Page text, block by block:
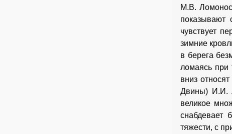
М.В.
показывают
чувствует
зимние
в берега
ломаясь при
вниз
Двины) И.И.
великое
снабдевает
тяжести, с